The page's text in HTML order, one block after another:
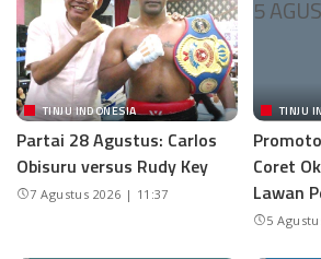
TINJU INDONESIA
Partai 28 Agustus: Carlos
Obisuru versus Rudy Key
7 Agustus 2026 | 11:37
TINJU
Coret
Lawan
5